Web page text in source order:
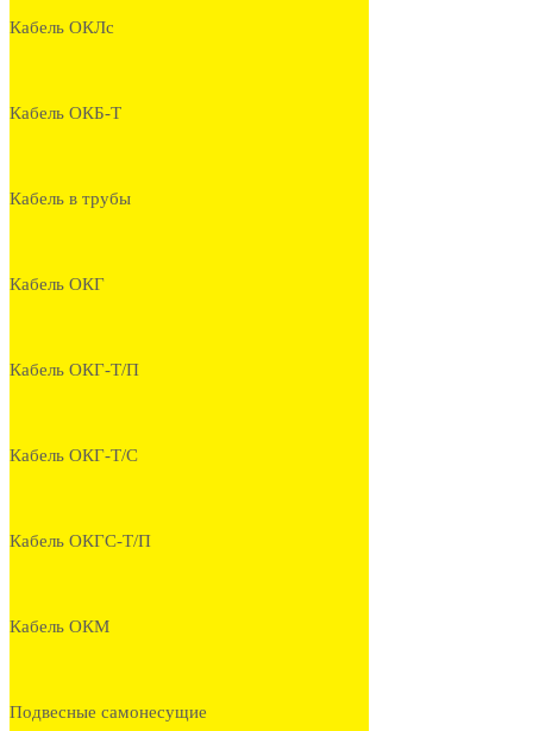
Кабель ОКЛс
Кабель ОКБ-Т
Кабель в трубы
Кабель ОКГ
Кабель ОКГ-Т/П
Кабель ОКГ-Т/С
Кабель ОКГС-Т/П
Кабель ОКМ
Подвесные самонесущие